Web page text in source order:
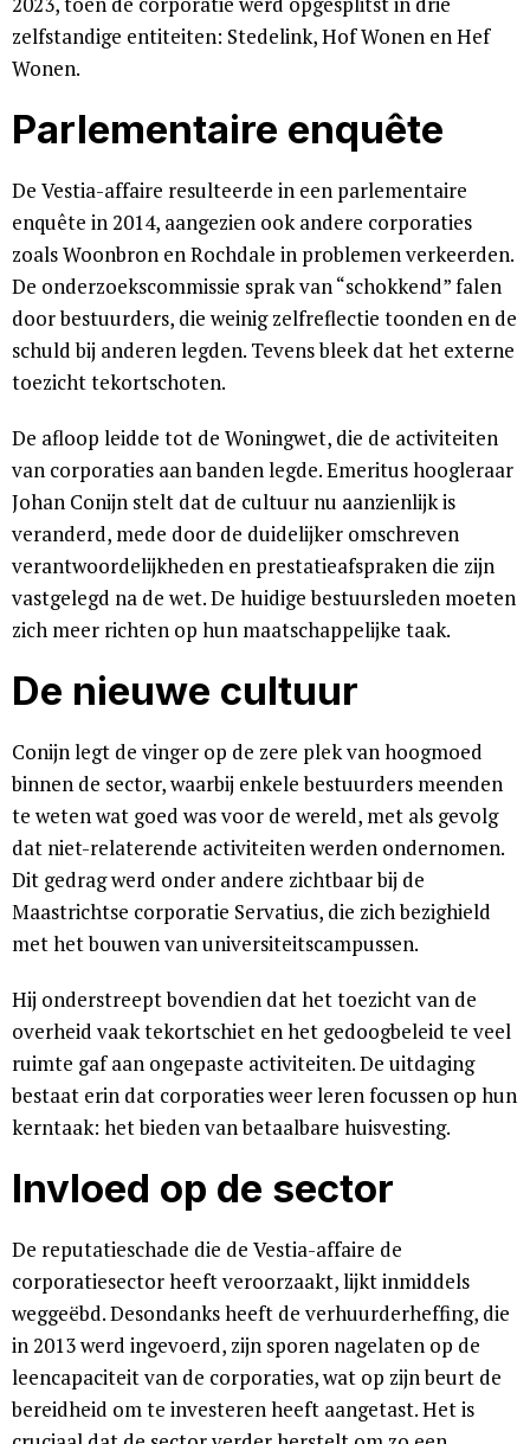
zelfstandige entiteiten: Stedelink, Hof Wonen en Hef
Wonen.
Parlementaire enquête
De Vestia-affaire resulteerde in een parlementaire
enquête in 2014, aangezien ook andere corporaties
zoals Woonbron en Rochdale in problemen verkeerden.
De onderzoekscommissie sprak van “schokkend” falen
door bestuurders, die weinig zelfreflectie toonden en de
schuld bij anderen legden. Tevens bleek dat het externe
toezicht tekortschoten.
De afloop leidde tot de Woningwet, die de activiteiten
van corporaties aan banden legde. Emeritus hoogleraar
Johan Conijn stelt dat de cultuur nu aanzienlijk is
veranderd, mede door de duidelijker omschreven
verantwoordelijkheden en prestatieafspraken die zijn
vastgelegd na de wet. De huidige bestuursleden moeten
zich meer richten op hun maatschappelijke taak.
De nieuwe cultuur
Conijn legt de vinger op de zere plek van hoogmoed
binnen de sector, waarbij enkele bestuurders meenden
te weten wat goed was voor de wereld, met als gevolg
dat niet-relaterende activiteiten werden ondernomen.
Dit gedrag werd onder andere zichtbaar bij de
Maastrichtse corporatie Servatius, die zich bezighield
met het bouwen van universiteitscampussen.
Hij onderstreept bovendien dat het toezicht van de
overheid vaak tekortschiet en het gedoogbeleid te veel
ruimte gaf aan ongepaste activiteiten. De uitdaging
bestaat erin dat corporaties weer leren focussen op hun
kerntaak: het bieden van betaalbare huisvesting.
Invloed op de sector
De reputatieschade die de Vestia-affaire de
corporatiesector heeft veroorzaakt, lijkt inmiddels
weggeëbd. Desondanks heeft de verhuurderheffing, die
in 2013 werd ingevoerd, zijn sporen nagelaten op de
leencapaciteit van de corporaties, wat op zijn beurt de
bereidheid om te investeren heeft aangetast. Het is